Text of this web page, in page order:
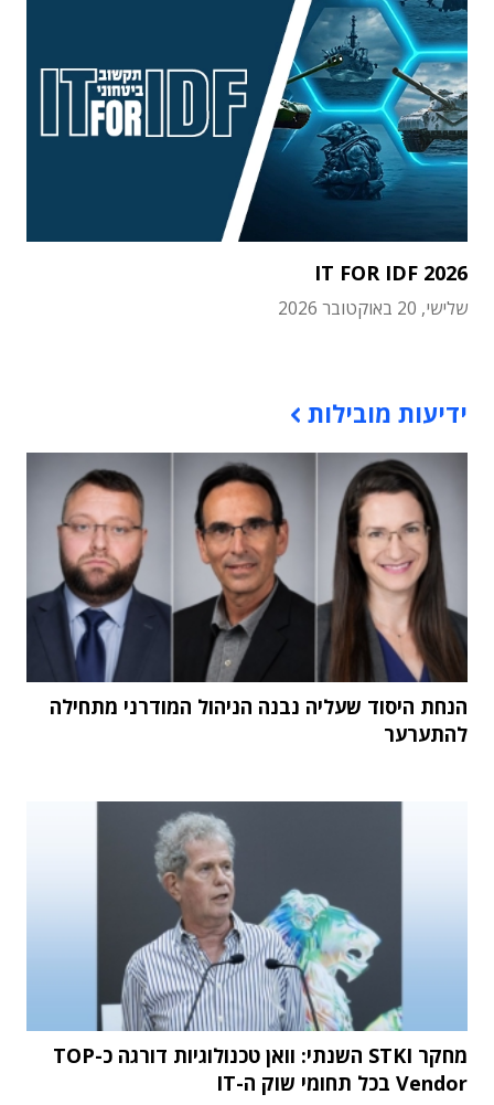
IT FOR IDF 2026
שלישי, 20 באוקטובר 2026
ידיעות מובילות
הנחת היסוד שעליה נבנה הניהול המודרני מתחילה
להתערער
מחקר STKI השנתי: וואן טכנולוגיות דורגה כ-TOP
Vendor בכל תחומי שוק ה-IT